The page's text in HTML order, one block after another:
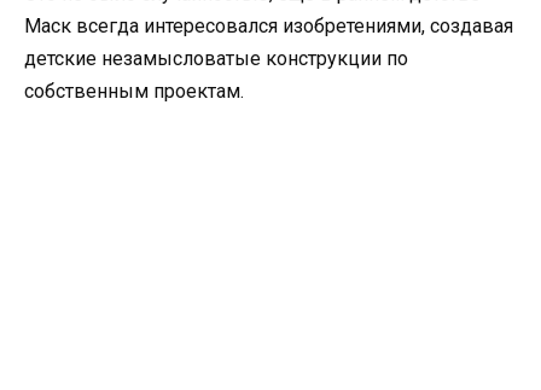
Маск всегда интересовался изобретениями, создавая
детские незамысловатые конструкции по
собственным проектам.